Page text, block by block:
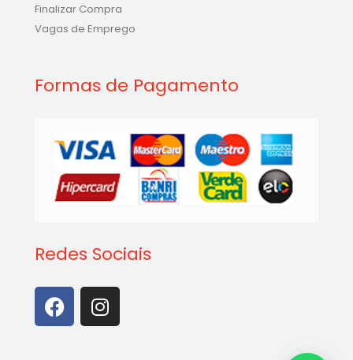
Finalizar Compra
Vagas de Emprego
Formas de Pagamento
Redes Sociais